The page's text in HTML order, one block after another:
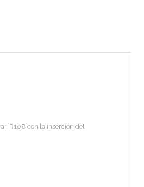
R108 con la inserción del